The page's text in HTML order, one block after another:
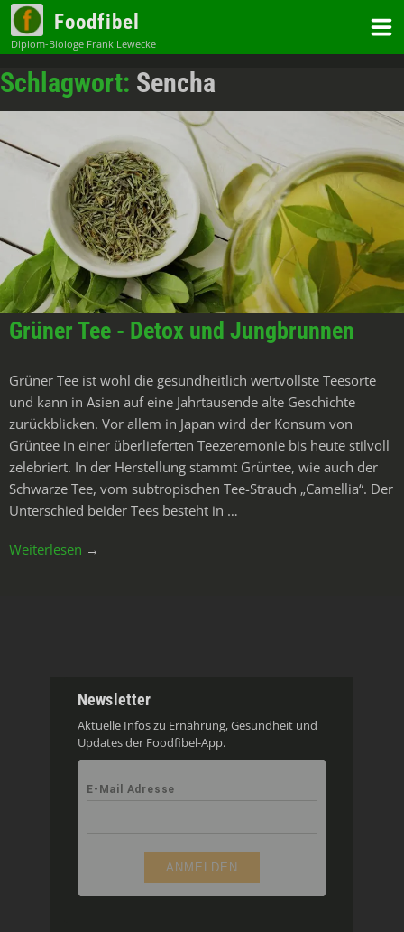
Zum
Inhalt
Foodfibel
Schlagwort: Sencha
Grüner Tee - Detox und Jungbrunnen
Grüner Tee ist wohl die gesundheitlich wertvollste Teesorte
und kann in Asien auf eine Jahrtausende alte Geschichte
zurückblicken. Vor allem in Japan wird der Konsum von
Grüntee in einer überlieferten Teezeremonie bis heute stilvoll
zelebriert. In der Herstellung stammt Grüntee, wie auch der
Schwarze Tee, vom subtropischen Tee-Strauch „Camellia“. Der
Unterschied beider Tees besteht in …
Weiterlesen →
Newsletter
Aktuelle Infos zu Ernährung, Gesundheit und
Updates der Foodfibel-App.